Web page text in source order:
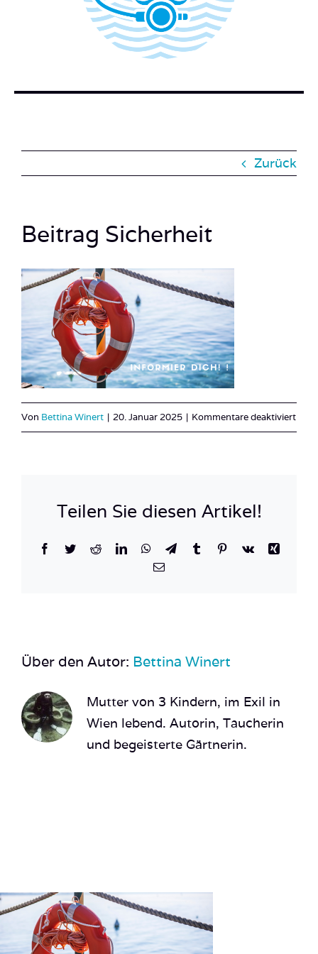
BUCH BESTELLEN
Zurück
Beitrag Sicherheit
Von Bettina Winert | 20. Januar 2025 | Kommentare deaktiviertfür
Teilen Sie diesen Artikel!
Facebook
TwitterRedditLinkedInWhatsApp
TelegramTumblrPinterest
Vk
Xing
E-
Über den Autor: Bettina Winert
Mutter von 3 Kindern, im Exil in
Wien lebend. Autorin, Taucherin
und begeisterte Gärtnerin.